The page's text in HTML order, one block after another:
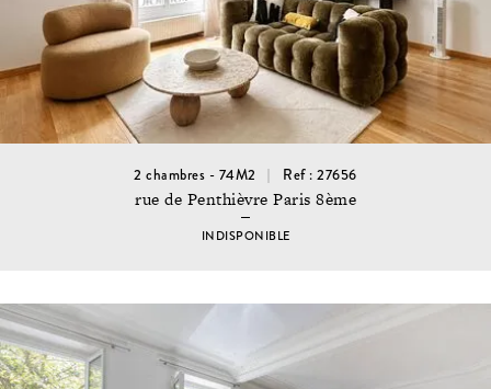
2 chambres - 74M2 Ref : 27656
rue de Penthièvre Paris 8ème
INDISPONIBLE